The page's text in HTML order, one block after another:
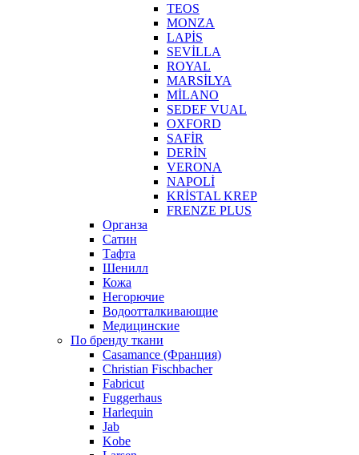
TEOS
MONZA
LAPİS
SEVİLLA
ROYAL
MARSİLYA
MİLANO
SEDEF VUAL
OXFORD
SAFİR
DERİN
VERONA
NAPOLİ
KRİSTAL KREP
FRENZE PLUS
Органза
Сатин
Тафта
Шенилл
Кожа
Негорючие
Водоотталкивающие
Медицинские
По бренду ткани
Casamance (Франция)
Christian Fischbacher
Fabricut
Fuggerhaus
Harlequin
Jab
Kobe